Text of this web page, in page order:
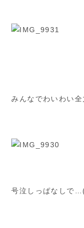
みんなでわいわい全
号泣しっぱなしで